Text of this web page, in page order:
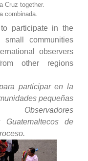
Cruz together.
combinada.
participate in the
communities
observers
other regions
participar en la
pequeñas
Observadores
Guatemaltecos de